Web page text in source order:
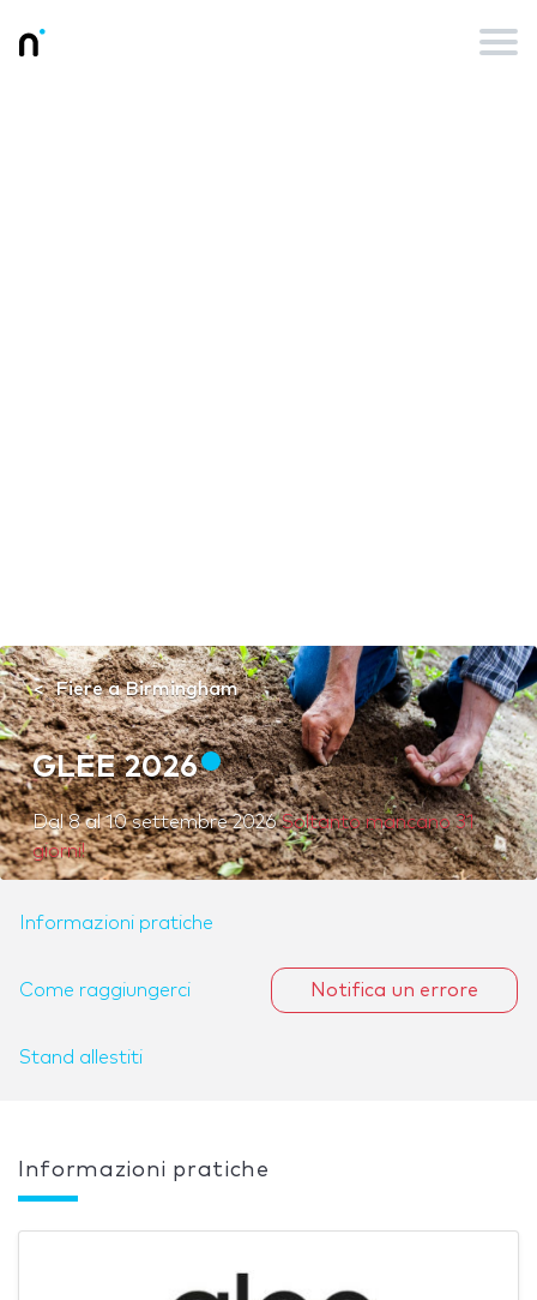
Fiere a Birmingham
GLEE 2026
Dal8al10 settembre 2026 Soltanto mancano 31
giorni!
Informazioni pratiche
Come raggiungerci
Stand allestiti
Notifica un errore
Informazioni pratiche